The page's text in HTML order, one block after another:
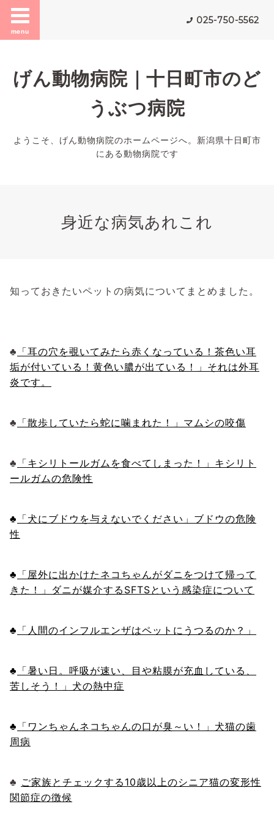
menu
025-750-5562
げん動物病院｜十日町市のど
うぶつ病院
ようこそ、げん動物病院のホームページへ。新潟県十日町市
にある動物病院です
身近な病気あれこれ
知っておきたいペットの病気についてまとめました。
♣ 「耳の穴を覗いてみたら赤くなっている！茶色い耳
垢が付いている！黄色い膿が出ている！」それは外耳
炎です。
♣ 「散歩していたら蛇に噛まれた！」マムシの咬傷
♣ 「キシリトールガムを食べてしまった！」キシリト
ールガムの危険性
♣ 「犬にブドウを与えないでください」ブドウの危険
性
♣ 「屋外に出かけたネコちゃんがダニをつけて帰って
きた！」ダニが媒介するSFTSという感染症について
♣ 「人間のインフルエンザはペットにうつるのか？」
♣ 「暑い日。呼吸が速い、目や粘膜が充血している、
苦しそう！」犬の熱中症
♣ 「ワンちゃんネコちゃんの口が臭～い！」犬猫の歯
周病
♣ ご家族とチェックする10歳以上のシニア猫の変形性
関節症の徴候